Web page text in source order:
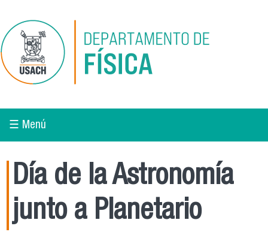
☰ Menú
Día de la Astronomía
junto a Planetario